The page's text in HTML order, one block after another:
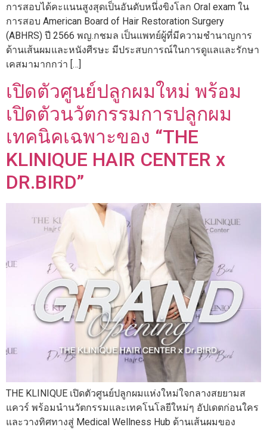
การสอบได้คะแนนสูงสุดเป็นอันดับหนึ่งขิงโลก Oral exam ใน
การสอบ American Board of Hair Restoration Surgery
(ABHRS) ปี 2566 พญ.กชมล เป็นแพทย์ผู้ที่มีความชำนาญการ
ด้านเส้นผมและหนังศีรษะ มีประสบการณ์ในการดูแลและรักษา
เคสมามากกว่า […]
เปิดตัวศูนย์ปลูกผมใหม่ พร้อม
เปิดตัวนวัตกรรมการปลูกผม
เทคนิคเฉพาะของ “THE
KLINIQUE HAIR CENTER x
DR.BIRD”
THE KLINIQUE เปิดตัวศูนย์ปลูกผมแห่งใหม่ใจกลางสยยามส
แควร์ พร้อมนำนวัตกรรมและเทคโนโลยีใหม่ๆ อัปเดตก่อนใคร
และวางทิศทางสู่ Medical Wellness Hub ด้านเส้นผมของ